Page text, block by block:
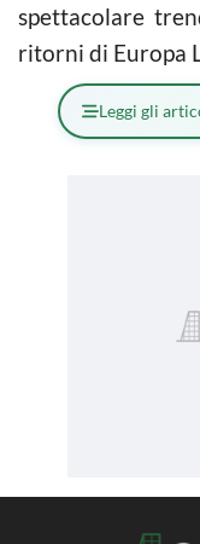
spettacolare
ritorni di Europa
Leggi gli